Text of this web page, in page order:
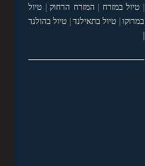
טיול במזרח המזרח הרחוק| טיול
במרוקו| טיול בתאילנד| טיול בהולנד